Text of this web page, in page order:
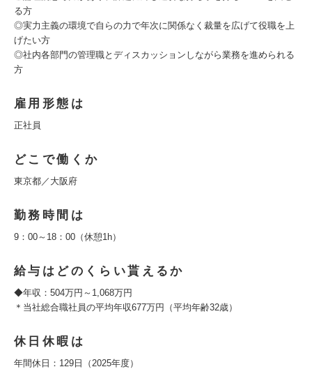
る方
◎実力主義の環境で自らの力で年次に関係なく裁量を広げて役職を上
げたい方
◎社内各部門の管理職とディスカッションしながら業務を進められる
方
雇用形態は
正社員
どこで働くか
東京都／大阪府
勤務時間は
9：00～18：00（休憩1h）
給与はどのくらい貰えるか
◆年収：504万円～1,068万円
＊当社総合職社員の平均年収677万円（平均年齢32歳）
休日休暇は
年間休日：129日（2025年度）